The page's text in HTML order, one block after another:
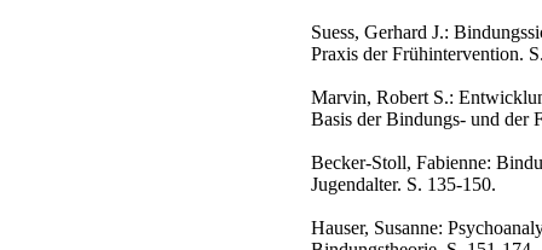
Suess, Gerhard J.:
Praxis der Frühintervention.
Marvin, Robert S.:
Basis der Bindungs- und der
Becker-Stoll, Fabienne:
Jugendalter. S. 135-150.
Hauser, Susanne: